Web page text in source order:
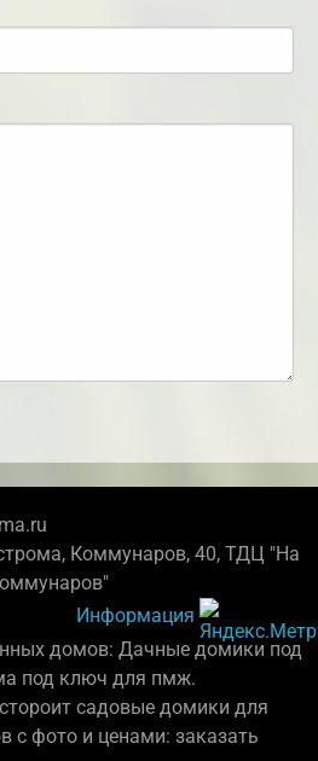
Коммунаров, 40, ТДЦ "На
Информация
домов: Дачные домики под
под ключ для пмж.
садовые домики для
с фото и ценами: заказать